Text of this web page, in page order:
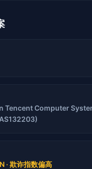
Tencent Computer
· 欺诈指数偏高